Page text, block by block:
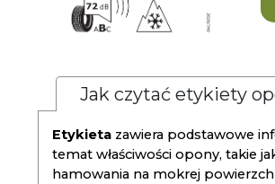
Jak czytać etykiety
Etykieta zawiera podstawowe
temat właściwości opony, takie
hamowania na mokrej